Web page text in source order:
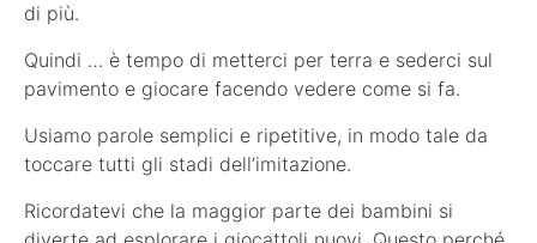
di più.
Quindi … è tempo di metterci per terra e sederci sul
pavimento e giocare facendo vedere come si fa.
Usiamo parole semplici e ripetitive, in modo tale da
toccare tutti gli stadi dell’imitazione.
Ricordatevi che la maggior parte dei bambini si